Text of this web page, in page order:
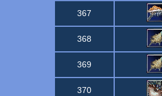
367
368
369
370